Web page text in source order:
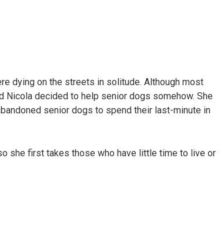
dying on the streets in solitude. Although most
Nicola decided to help senior dogs somehow. She
senior dogs to spend their last-minute in
she first takes those who have little time to live or